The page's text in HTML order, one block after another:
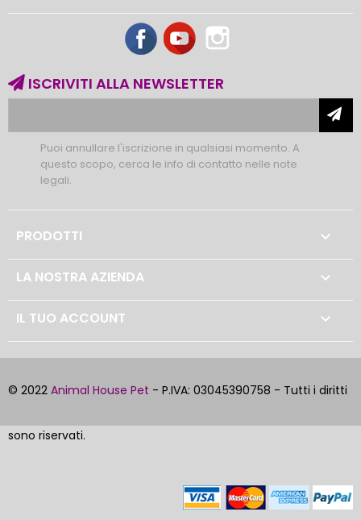
FacebookYouTube
ISCRIVITI ALLA NEWSLETTER
Puoi annullare l'iscrizione in qualsiasi momento. A
questo scopo, cerca le info di contatto nelle note
legali.
PRODOTTI 
LA NOSTRA AZIENDA 
IL TUO ACCOUNT 
© 2022 Animal House Pet - P.IVA: 03045390758 - Tutti i diritti
sono riservati.